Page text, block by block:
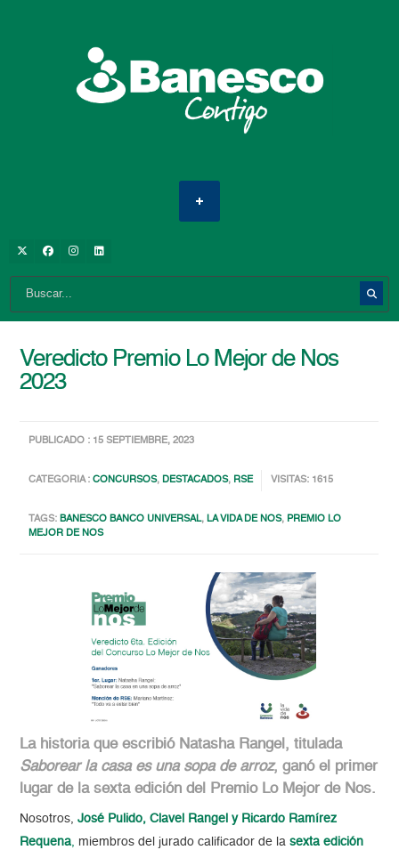
Veredicto Premio Lo Mejor de Nos
2023
PUBLICADO : 15 SEPTIEMBRE, 2023
CATEGORIA :CONCURSOS,DESTACADOS, RSE VISITAS: 1615
TAGS:BANESCO BANCO UNIVERSAL,LA VIDA DE NOS, PREMIO LO
MEJOR DE NOS
La historia que escribió Natasha Rangel, titulada
Saborear la casa es una sopa de arroz, ganó el primer
lugar de la sexta edición del Premio Lo Mejor de Nos.
Nosotros,José Pulido, Clavel Rangel y Ricardo Ramírez
Requena, miembros del jurado calificador de lasexta edición